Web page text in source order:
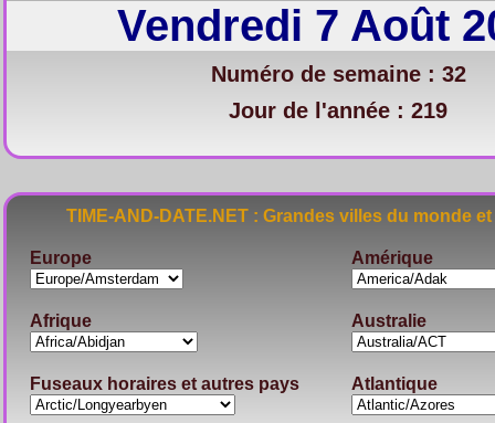
Vendredi 7 Août
Numéro de semaine : 32
Jour de l'année : 219
TIME-AND-DATE.NET : Grandes villes du
Europe Amérique
Afrique Australie
Fuseaux horaires et autres pays Atlantique